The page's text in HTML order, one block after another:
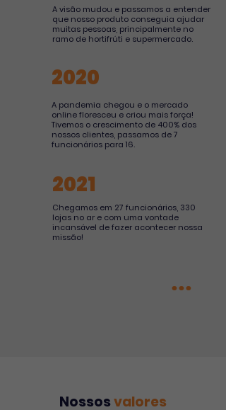
A visão mudou e passamos a entender
que nosso produto conseguia ajudar
muitas pessoas, principalmente no
ramo de hortifrúti e supermercado.
2020
A pandemia chegou e o mercado
online floresceu e criou mais força!
Tivemos o crescimento de 400% dos
nossos clientes, passamos de 7
funcionários para 16.
2021
Chegamos em 27 funcionários, 330
lojas no ar e com uma vontade
incansável de fazer acontecer nossa
missão!
...
Nossosvalores